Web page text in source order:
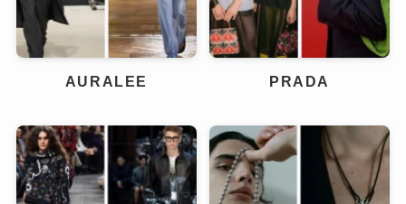
AURALEE PRADA